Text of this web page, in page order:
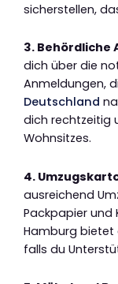
sicherstellen,
3. Behördliche
dich über die
Anmeldungen,
Deutschland
dich rechtzeitig
Wohnsitzes.
4.
ausreichend
Packpapier und
Hamburg bietet
falls du